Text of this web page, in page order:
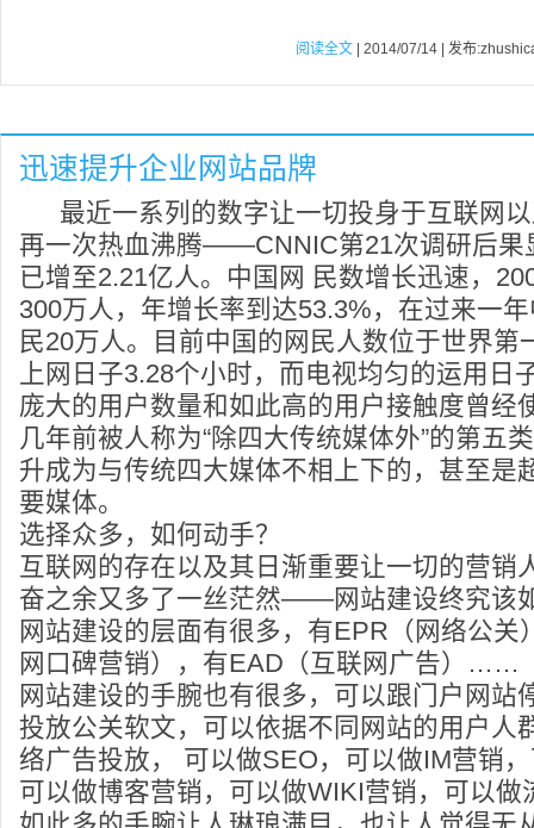
阅读全文 | 2014/07/14 | 发布
迅速提升企业网站品牌
最近一系列的数字让一切投身于互联网
再一次热血沸腾——CNNIC第21次调研后果
已增至2.21亿人。中国网 民数增长迅速，
300万人，年增长率到达53.3%，在过来一
民20万人。目前中国的网民人数位于世界第
上网日子3.28个小时，而电视均匀的运用日
庞大的用户数量和如此高的用户接触度曾经
几年前被人称为“除四大传统媒体外”的第五
升成为与传统四大媒体不相上下的，甚至是
要媒体。
选择众多，如何动手？
互联网的存在以及其日渐重要让一切的营销
奋之余又多了一丝茫然——网站建设终究该
网站建设的层面有很多，有EPR（网络公关
网口碑营销），有EAD（互联网广告）……
网站建设的手腕也有很多，可以跟门户网站
投放公关软文，可以依据不同网站的用户人
络广告投放， 可以做SEO，可以做IM营销
可以做博客营销，可以做WIKI营销，可以